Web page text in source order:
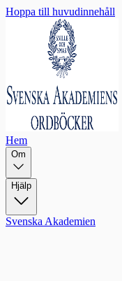
Hoppa till huvudinnehåll
Hem
Om
Hjälp
Svenska Akademien